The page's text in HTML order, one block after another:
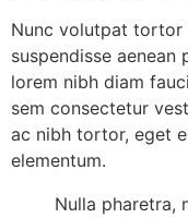
Nunc volutpat tortor
suspendisse
lorem nibh diam
sem consectetur
ac nibh tortor, eget
elementum.
Nulla pharetra,